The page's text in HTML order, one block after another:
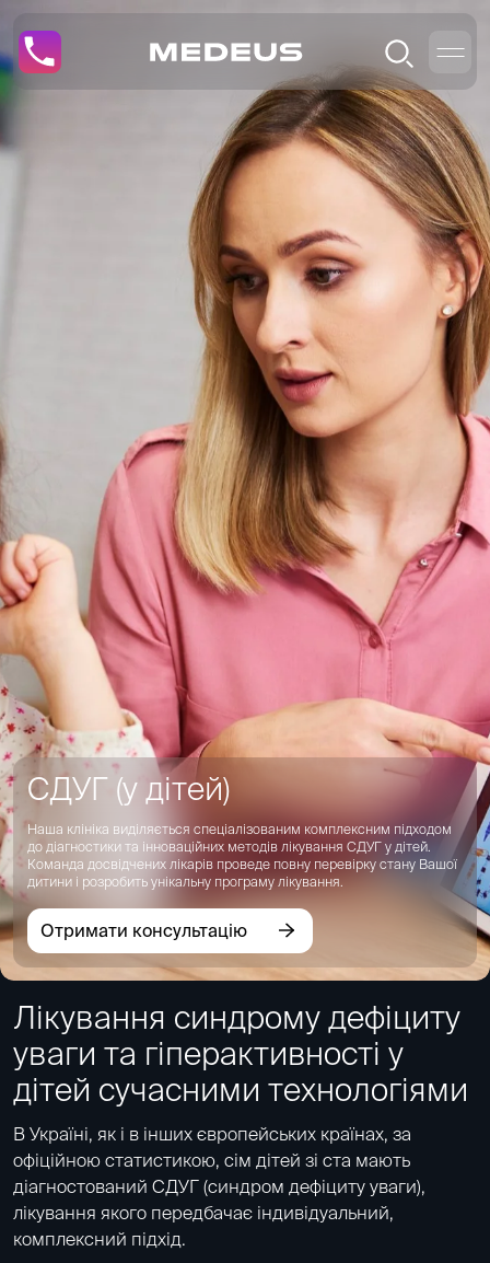
СДУГ (у дітей)
Наша клініка виділяється спеціалізованим комплексним підходом
до діагностики та інноваційних методів лікування СДУГ у дітей.
Команда досвідчених лікарів проведе повну перевірку стану Вашої
дитини і розробить унікальну програму лікування.
Отримати консультацію
Лікування синдрому дефіциту
уваги та гіперактивності у
дітей сучасними технологіями
В Україні, як і в інших європейських країнах, за
офіційною статистикою, сім дітей зі ста мають
діагностований СДУГ (синдром дефіциту уваги),
лікування якого передбачає індивідуальний,
комплексний підхід.